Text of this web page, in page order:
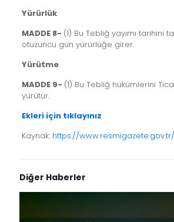
Yürürlük
MADDE 8- (1) Bu Tebliğ yayımı tarihini
otuzuncu gün yürürlüğe girer.
Yürütme
MADDE 9- (1) Bu Tebliğ hükümlerini
yürütür.
Ekleri için tıklayınız
Kaynak: https://www.resmigazete.gov.tr/
Diğer Haberler